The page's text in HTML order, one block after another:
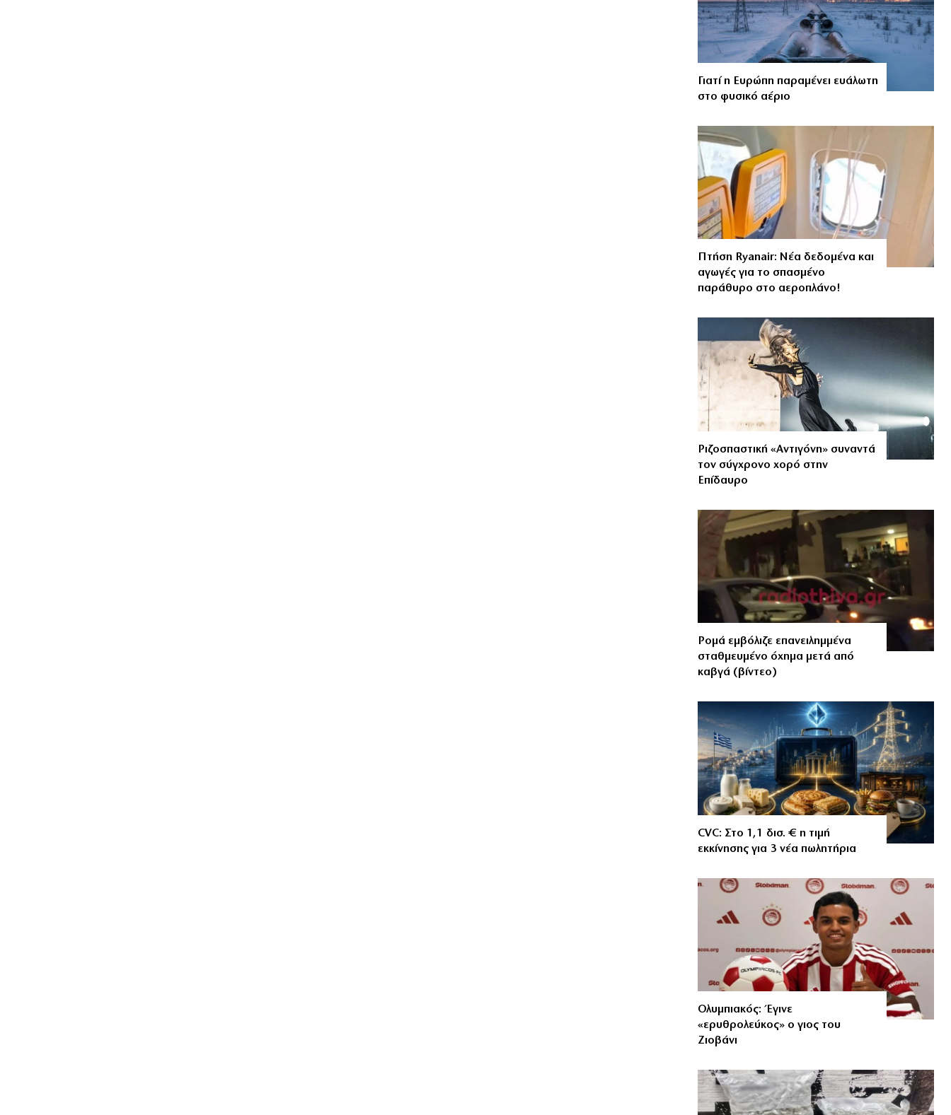
Γιατί η Ευρώπη παραμένει ευάλωτη
στο φυσικό αέριο
Πτήση Ryanair: Νέα δεδομένα και
αγωγές για το σπασμένο
παράθυρο στο αεροπλάνο!
Ριζοσπαστική «Αντιγόνη» συναντά
τον σύγχρονο χορό στην
Επίδαυρο
Ρομά εμβόλιζε επανειλημμένα
σταθμευμένο όχημα μετά από
καβγά (βίντεο)
CVC: Στο 1,1 δισ. € η τιμή
εκκίνησης για 3 νέα πωλητήρια
Ολυμπιακός: Έγινε
«ερυθρολεύκος» ο γιος του
Ζιοβάνι